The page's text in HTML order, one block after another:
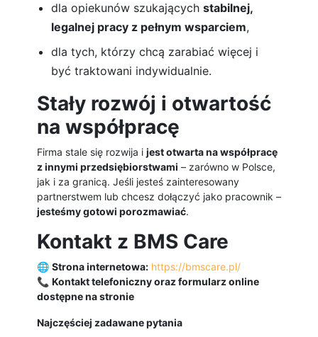
dla opiekunów szukających stabilnej,
legalnej pracy z pełnym wsparciem,
dla tych, którzy chcą zarabiać więcej i
być traktowani indywidualnie.
Stały rozwój i otwartość
na współpracę
Firma stale się rozwija i jest otwarta na współpracę
z innymi przedsiębiorstwami – zarówno w Polsce,
jak i za granicą. Jeśli jesteś zainteresowany
partnerstwem lub chcesz dołączyć jako pracownik –
jesteśmy gotowi porozmawiać.
Kontakt z BMS Care
🌐 Strona internetowa: https://bmscare.pl/
📞 Kontakt telefoniczny oraz formularz online
dostępne na stronie
Najczęściej zadawane pytania